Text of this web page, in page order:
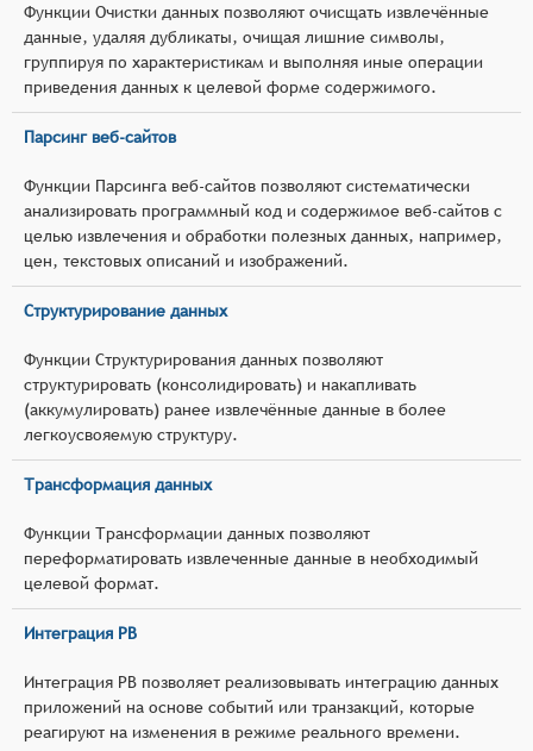
Функции Очистки данных позволяют очисщать извлечённые
данные, удаляя дубликаты, очищая лишние символы,
группируя по характеристикам и выполняя иные операции
приведения данных к целевой форме содержимого.
Парсинг веб-сайтов
Функции Парсинга веб-сайтов позволяют систематически
анализировать программный код и содержимое веб-сайтов с
целью извлечения и обработки полезных данных, например,
цен, текстовых описаний и изображений.
Структурирование данных
Функции Структурирования данных позволяют
структурировать (консолидировать) и накапливать
(аккумулировать) ранее извлечённые данные в более
легкоусвояемую структуру.
Трансформация данных
Функции Трансформации данных позволяют
переформатировать извлеченные данные в необходимый
целевой формат.
Интеграция РВ
Интеграция РВ позволяет реализовывать интеграцию данных
приложений на основе событий или транзакций, которые
реагируют на изменения в режиме реального времени.